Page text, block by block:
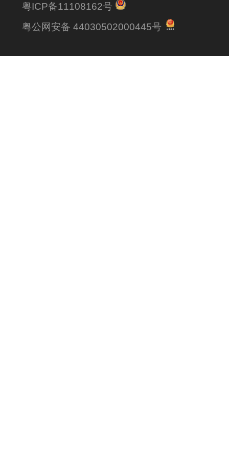
粤ICP备11108162号
粤公网安备 44030502000445号